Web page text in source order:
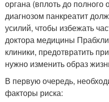
органа (вплоть до полного
диагнозом панкреатит
усилий, чтобы избежать
доктора медицины
клиники, предотвратить
нужно изменить образ
В первую очередь,
факторы риска: